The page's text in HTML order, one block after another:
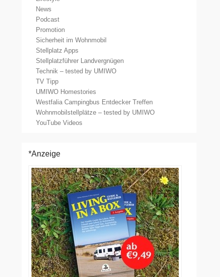
News
Podcast
Promotion
Sicherheit im Wohnmobil
Stellplatz Apps
Stellplatzführer Landvergnügen
Technik – tested by UMIWO
TV Tipp
UMIWO Homestories
Westfalia Campingbus Entdecker Treffen
Wohnmobilstellplätze – tested by UMIWO
YouTube Videos
*Anzeige